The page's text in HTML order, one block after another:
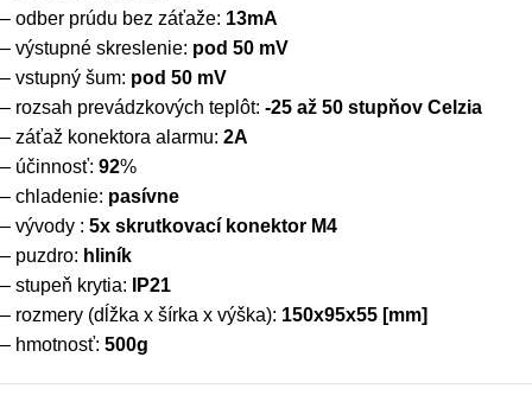
– odber prúdu bez záťaže: 13mA
– výstupné skreslenie: pod 50 mV
– vstupný šum: pod 50 mV
– rozsah prevádzkových teplôt: -25 až 50 stupňov Celzia
– záťaž konektora alarmu: 2A
– účinnosť: 92%
– chladenie: pasívne
– vývody : 5x skrutkovací konektor M4
– puzdro: hliník
– stupeň krytia:
IP21
– rozmery (dĺžka x šírka x výška): 150x95x55 [mm]
– hmotnosť: 500g